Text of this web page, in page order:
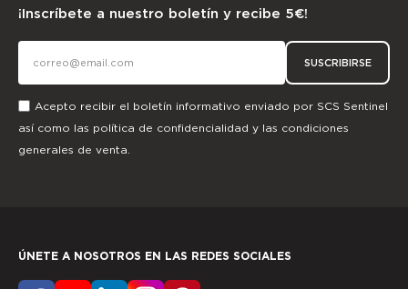
¡Inscríbete a nuestro boletín y recibe 5€!
SUSCRIBIRSE
Acepto recibir el boletín informativo enviado por SCS Sentinel
así como las política de confidencialidad y las condiciones
generales de venta.
ÚNETE A NOSOTROS EN LAS REDES SOCIALES